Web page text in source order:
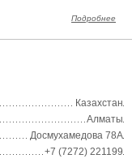
Подробнее
Казахстан
Алматы
Досмухамедова 78А
+7 (7272) 221199